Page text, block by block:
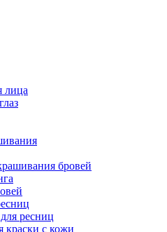
лица
бровей
ресниц
краски с кожи